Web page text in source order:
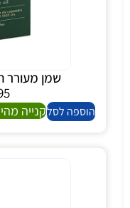
שמן מעורר
הוספה לסלקנייה